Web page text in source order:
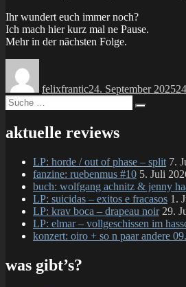
Ihr wundert euch immer noch?
Ich mach hier kurz mal ne Pause.
Mehr in der nächsten Folge.
felixfrantic24. September 2025
Suche
nach:
aktuelle reviews
LP: horde / out of phase – split 7.
fanzine: ruebenmus #10 5. Juli
buch: wolfgang achnitz & jenny
LP: suicidas – exitos e fracasos 1.
LP: krav boca – drapeau noir 29.
LP: elmar – vollgeschissen im
konzert: oiro + so n paar andere
was gibt’s?